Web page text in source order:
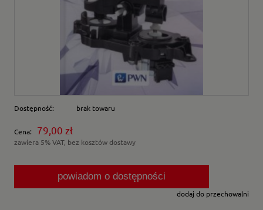
Dostępność: brak towaru
Cena: 79,00 zł
zawiera 5% VAT, bez kosztów dostawy
powiadom o dostępności
dodaj do przechowalni